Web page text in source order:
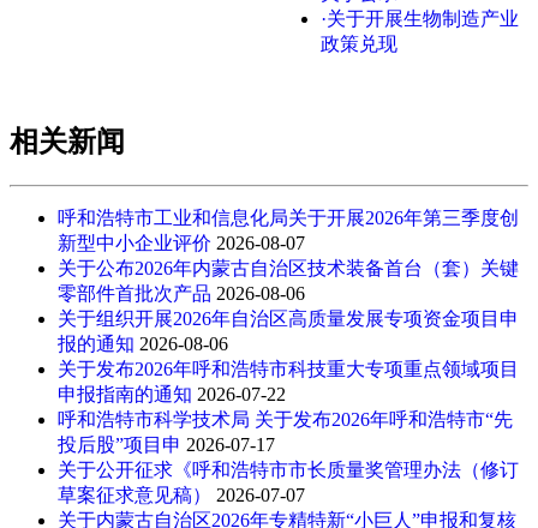
·关于开展生物制造产业
政策兑现
相关新闻
呼和浩特市工业和信息化局关于开展2026年第三季度创
新型中小企业评价 2026-08-07
关于公布2026年内蒙古自治区技术装备首台（套）关键
零部件首批次产品 2026-08-06
关于组织开展2026年自治区高质量发展专项资金项目申
报的通知 2026-08-06
关于发布2026年呼和浩特市科技重大专项重点领域项目
申报指南的通知 2026-07-22
呼和浩特市科学技术局 关于发布2026年呼和浩特市“先
投后股”项目申 2026-07-17
关于公开征求《呼和浩特市市长质量奖管理办法（修订
草案征求意见稿）
2026-07-07
关于内蒙古自治区2026年专精特新“小巨人”申报和复核